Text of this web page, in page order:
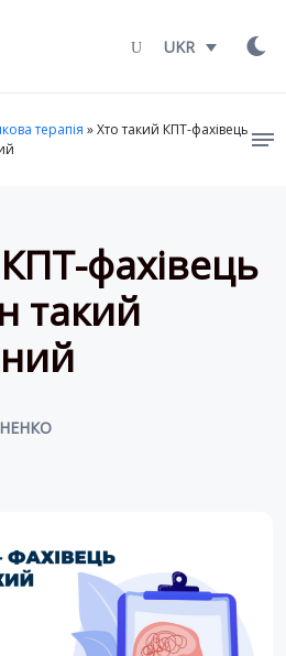
UKR
терапія »Хто такий КПТ-фахівець
фахівець
такий